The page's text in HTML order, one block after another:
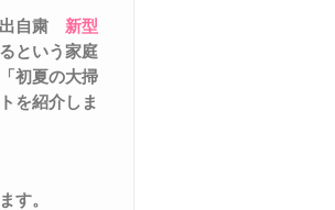
出自粛 新型
という家庭
初夏の大掃
を紹介しま
す。